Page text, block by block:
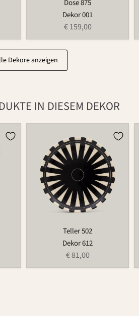
Dose 875
Dekor 001
€ 159,00
Dekore anzeigen
IN DIESEM DEKOR
Teller 502
Dekor 612
€ 81,00